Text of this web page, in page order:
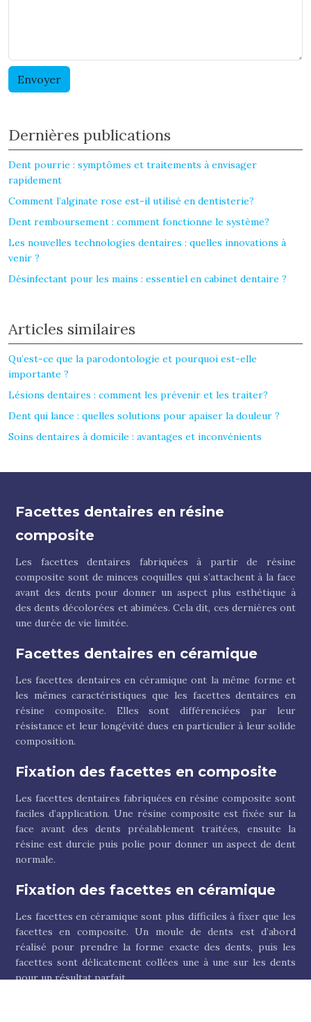
Dernières publications
Dent pourrie : symptômes et traitements à envisager
rapidement
Comment l’alginate rose est-il utilisé en dentisterie?
Dent remboursement : comment fonctionne le système?
Les nouvelles technologies dentaires : quelles innovations à
venir ?
Désinfectant pour les mains : essentiel en cabinet dentaire ?
Articles similaires
Qu’est-ce que la parodontologie et pourquoi est-elle
importante ?
Lésions dentaires : comment les prévenir et les traiter?
Dent qui lance : quelles solutions pour apaiser la douleur ?
Soins dentaires à domicile : avantages et inconvénients
Facettes dentaires en résine
composite
Les facettes dentaires fabriquées à partir de résine
composite sont de minces coquilles qui s’attachent à la face
avant des dents pour donner un aspect plus esthétique à
des dents décolorées et abimées. Cela dit, ces dernières ont
une durée de vie limitée.
Facettes dentaires en céramique
Les facettes dentaires en céramique ont la même forme et
les mêmes caractéristiques que les facettes dentaires en
résine composite. Elles sont différenciées par leur
résistance et leur longévité dues en particulier à leur solide
composition.
Fixation des facettes en composite
Les facettes dentaires fabriquées en résine composite sont
faciles d’application. Une résine composite est fixée sur la
face avant des dents préalablement traitées, ensuite la
résine est durcie puis polie pour donner un aspect de dent
normale.
Fixation des facettes en céramique
Les facettes en céramique sont plus difficiles à fixer que les
facettes en composite. Un moule de dents est d’abord
réalisé pour prendre la forme exacte des dents, puis les
facettes sont délicatement collées une à une sur les dents
pour un résultat parfait.